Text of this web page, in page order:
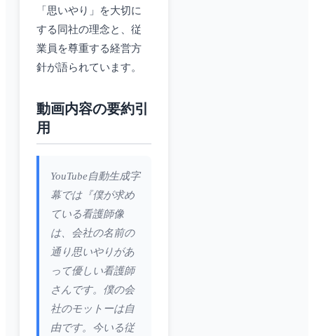
「思いやり」を大切に
する同社の理念と、従
業員を尊重する経営方
針が語られています。
動画内容の要約引
用
YouTube自動生成字
幕では『僕が求め
ている看護師像
は、会社の名前の
通り思いやりがあ
って優しい看護師
さんです。僕の会
社のモットーは自
由です。今いる従